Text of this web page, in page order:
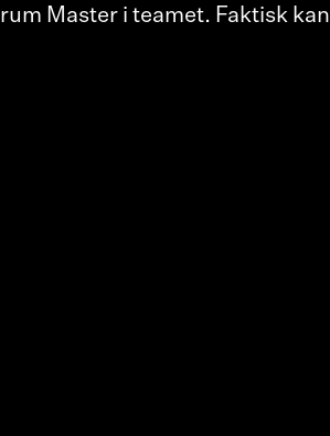
Master i teamet. Faktisk kan